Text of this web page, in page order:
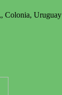
Colonia, Uruguay